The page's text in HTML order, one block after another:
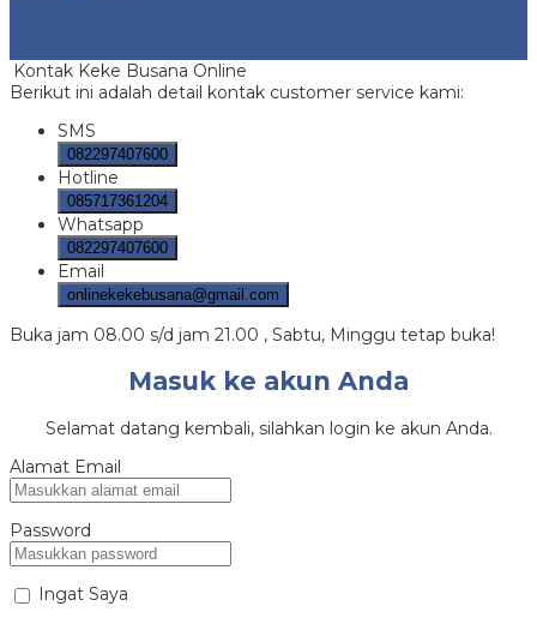
Kontak Keke Busana Online
Berikut ini adalah detail kontak customer service kami:
SMS
082297407600
Hotline
085717361204
Whatsapp
082297407600
Email
onlinekekebusana@gmail.com
Buka jam 08.00 s/d jam 21.00 , Sabtu, Minggu tetap buka!
Masuk ke akun Anda
Selamat datang kembali, silahkan login ke akun Anda.
Alamat Email
Password
Ingat Saya